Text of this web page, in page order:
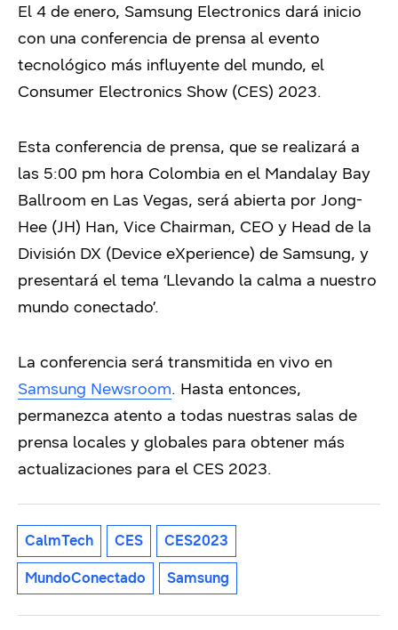
El 4 de enero, Samsung Electronics dará inicio
con una conferencia de prensa al evento
tecnológico más influyente del mundo, el
Consumer Electronics Show (CES) 2023.
Esta conferencia de prensa, que se realizará a
las 5:00 pm hora Colombia en el Mandalay Bay
Ballroom en Las Vegas, será abierta por Jong-
Hee (JH) Han, Vice Chairman, CEO y Head de la
División DX (Device eXperience) de Samsung, y
presentará el tema ‘Llevando la calma a nuestro
mundo conectado’.
La conferencia será transmitida en vivo en
Samsung Newsroom. Hasta entonces,
permanezca atento a todas nuestras salas de
prensa locales y globales para obtener más
actualizaciones para el CES 2023.
CalmTech CES CES2023
MundoConectado Samsung